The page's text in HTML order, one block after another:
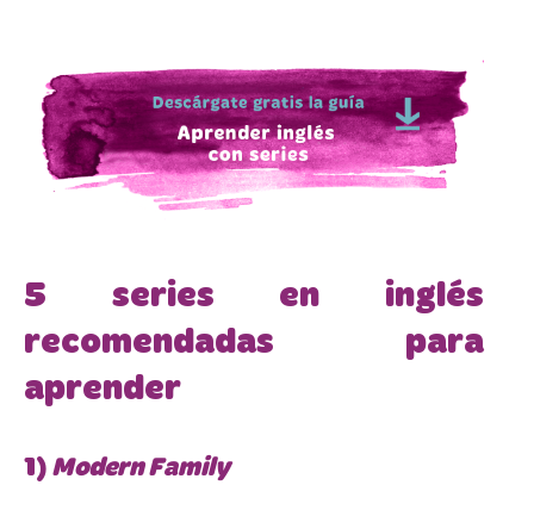
5 series en inglés
recomendadas para
aprender
1) Modern Family